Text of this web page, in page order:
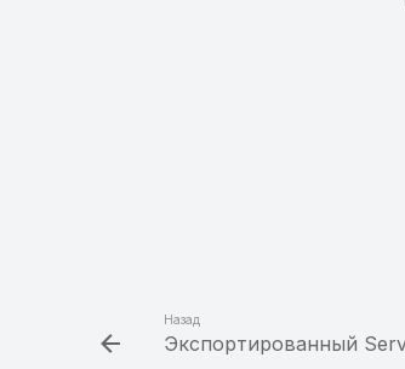
Назад
Экспортированный